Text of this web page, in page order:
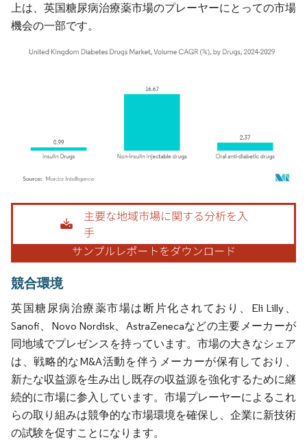
上は、英国糖尿病治療薬市場のプレーヤーにとっての市場
機会の一部です。
画像 © Mordor Intelligence。再利用にはCC BY 4.0の表示が必要です。
競合環境
英国糖尿病治療薬市場は断片化されており、Eli Lilly、
Sanofi、Novo Nordisk、AstraZenecaなどの主要メーカーが
同地域でプレゼンスを持っています。市場の大きなシェア
は、戦略的なM&A活動を伴うメーカーが保有しており、
新たな収益源を生み出し既存の収益源を強化するために継
続的に市場に参入しています。市場プレーヤーによるこれ
らの取り組みは競争的な市場環境を確保し、企業に新技術
の試験を促すことになります。